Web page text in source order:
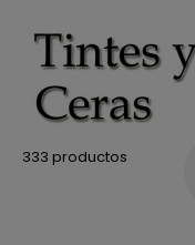
333 productos